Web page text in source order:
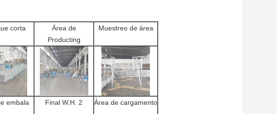
corta
Área de
Producting
Muestreo de área
embala Final W.H. 2 Área de cargamento